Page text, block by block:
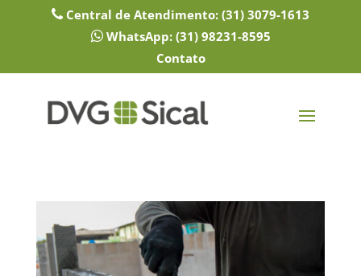
Central de Atendimento: (31) 3079-1613
WhatsApp: (31) 98231-8595
Contato